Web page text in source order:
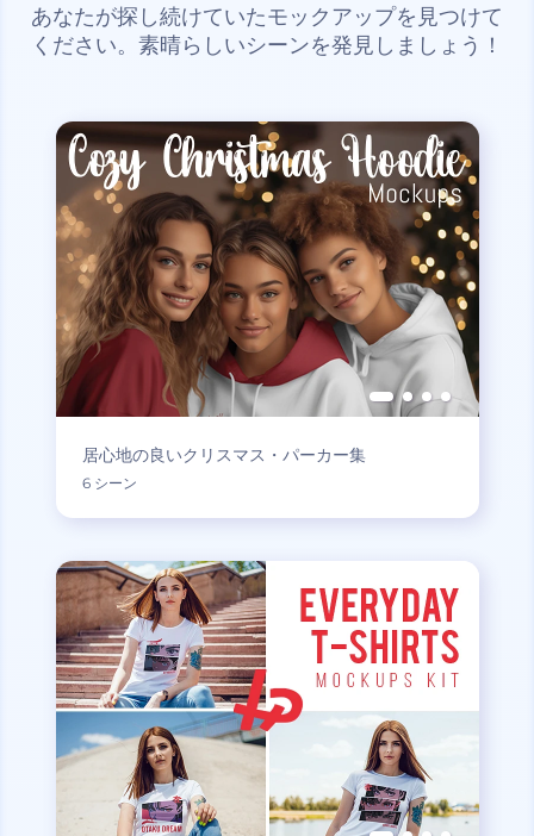
あなたが探し続けていたモックアップを見つけて
ください。素晴らしいシーンを発見しましょう！
居心地の良いクリスマス・パーカー集
6 シーン